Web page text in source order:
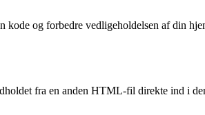
og forbedre vedligeholdelsen af din
fra en anden HTML-fil direkte ind i